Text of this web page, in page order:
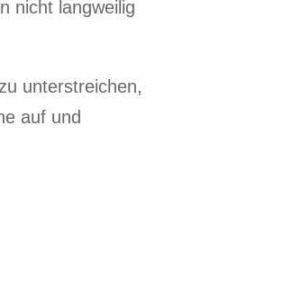
nicht langweilig
unterstreichen,
auf und